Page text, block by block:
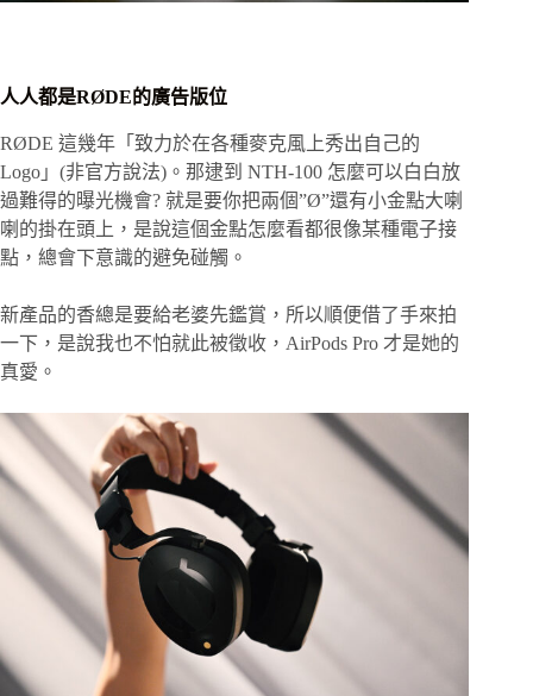
人人都是RØDE的廣告版位
RØDE 這幾年「致力於在各種麥克風上秀出自己的
Logo」(非官方說法)。那逮到 NTH-100 怎麼可以白白放
過難得的曝光機會? 就是要你把兩個”Ø”還有小金點大喇
喇的掛在頭上，是說這個金點怎麼看都很像某種電子接
點，總會下意識的避免碰觸。
新產品的香總是要給老婆先鑑賞，所以順便借了手來拍
一下，是說我也不怕就此被徵收，AirPods Pro 才是她的
真愛。